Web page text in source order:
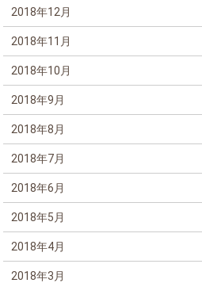
2018年12月
2018年11月
2018年10月
2018年9月
2018年8月
2018年7月
2018年6月
2018年5月
2018年4月
2018年3月